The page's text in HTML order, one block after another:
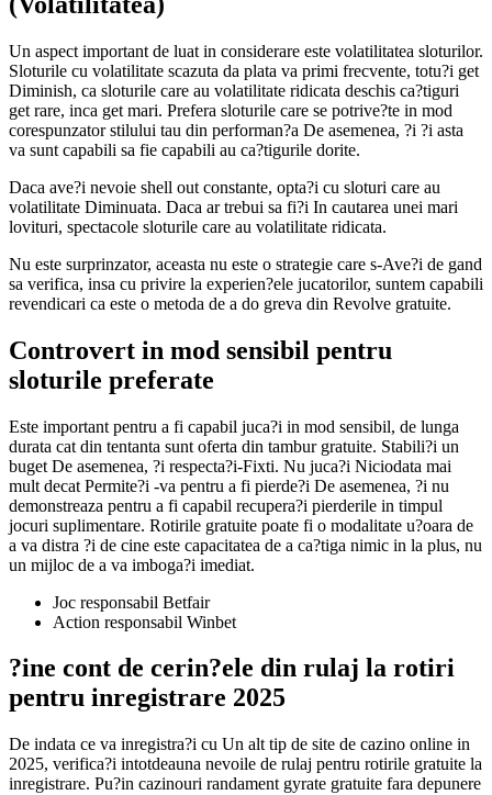
Un aspect important de luat in considerare este volatilitatea sloturilor.
Sloturile cu volatilitate scazuta da plata va primi frecvente, totu?i get
Diminish, ca sloturile care au volatilitate ridicata deschis ca?tiguri
get rare, inca get mari. Prefera sloturile care se potrive?te in mod
corespunzator stilului tau din performan?a De asemenea, ?i ?i asta
va sunt capabili sa fie capabili au ca?tigurile dorite.
Daca ave?i nevoie shell out constante, opta?i cu sloturi care au
volatilitate Diminuata. Daca ar trebui sa fi?i In cautarea unei mari
lovituri, spectacole sloturile care au volatilitate ridicata.
Nu este surprinzator, aceasta nu este o strategie care s-Ave?i de gand
sa verifica, insa cu privire la experien?ele jucatorilor, suntem capabili
revendicari ca este o metoda de a do greva din Revolve gratuite.
Controvert in mod sensibil pentru
sloturile preferate
Este important pentru a fi capabil juca?i in mod sensibil, de lunga
durata cat din tentanta sunt oferta din tambur gratuite. Stabili?i un
buget De asemenea, ?i respecta?i-Fixti. Nu juca?i Niciodata mai
mult decat Permite?i -va pentru a fi pierde?i De asemenea, ?i nu
demonstreaza pentru a fi capabil recupera?i pierderile in timpul
jocuri suplimentare. Rotirile gratuite poate fi o modalitate u?oara de
a va distra ?i de cine este capacitatea de a ca?tiga nimic in la plus, nu
un mijloc de a va imboga?i imediat.
Joc responsabil Betfair
Action responsabil Winbet
?ine cont de cerin?ele din rulaj la rotiri
pentru inregistrare 2025
De indata ce va inregistra?i cu Un alt tip de site de cazino online in
2025, verifica?i intotdeauna nevoile de rulaj pentru rotirile gratuite la
inregistrare. Pu?in cazinouri randament gyrate gratuite fara depunere